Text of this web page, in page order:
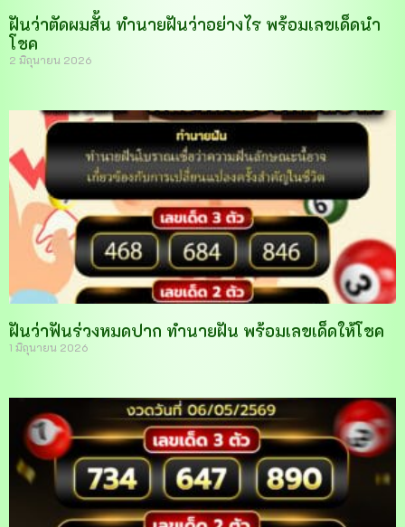
ฝันว่าตัดผมสั้น ทำนายฝันว่าอย่างไร พร้อมเลขเด็ดนำ
โชค
2 มิถุนายน 2026
ฝันว่าฟันร่วงหมดปาก ทำนายฝัน พร้อมเลขเด็ดให้โชค
1 มิถุนายน 2026